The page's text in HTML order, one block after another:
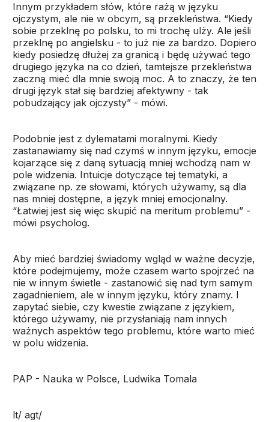
Innym przykładem słów, które rażą w języku
ojczystym, ale nie w obcym, są przekleństwa. “Kiedy
sobie przeklnę po polsku, to mi trochę ulży. Ale jeśli
przeklnę po angielsku - to już nie za bardzo. Dopiero
kiedy posiedzę dłużej za granicą i będę używać tego
drugiego języka na co dzień, tamtejsze przekleństwa
zaczną mieć dla mnie swoją moc. A to znaczy, że ten
drugi język stał się bardziej afektywny - tak
pobudzający jak ojczysty” - mówi.
Podobnie jest z dylematami moralnymi. Kiedy
zastanawiamy się nad czymś w innym języku, emocje
kojarzące się z daną sytuacją mniej wchodzą nam w
pole widzenia. Intuicje dotyczące tej tematyki, a
związane np. ze słowami, których używamy, są dla
nas mniej dostępne, a język mniej emocjonalny.
“Łatwiej jest się więc skupić na meritum problemu” -
mówi psycholog.
Aby mieć bardziej świadomy wgląd w ważne decyzje,
które podejmujemy, może czasem warto spojrzeć na
nie w innym świetle - zastanowić się nad tym samym
zagadnieniem, ale w innym języku, który znamy. I
zapytać siebie, czy kwestie związane z językiem,
którego używamy, nie przysłaniają nam innych
ważnych aspektów tego problemu, które warto mieć
w polu widzenia.
PAP - Nauka w Polsce, Ludwika Tomala
lt/ agt/